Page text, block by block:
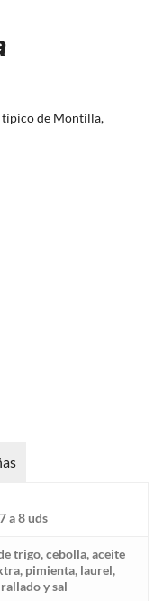
típico de Montilla,
a 8 uds
trigo, cebolla, aceite
pimienta, laurel,
y sal